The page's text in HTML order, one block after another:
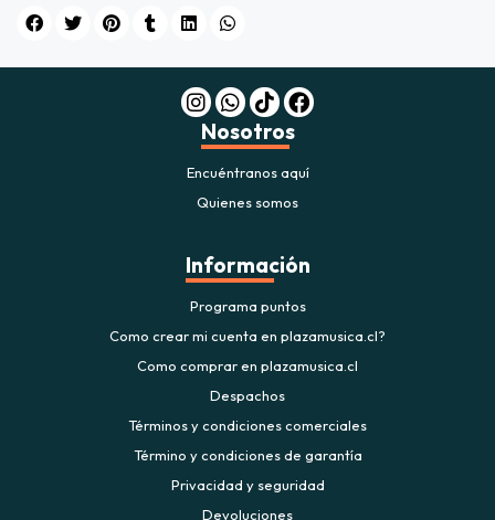
web
Nosotros
Encuéntranos aquí
Quienes somos
Información
Programa puntos
Como crear mi cuenta en plazamusica.cl?
Como comprar en plazamusica.cl
Despachos
Términos y condiciones comerciales
Término y condiciones de garantía
Privacidad y seguridad
Devoluciones